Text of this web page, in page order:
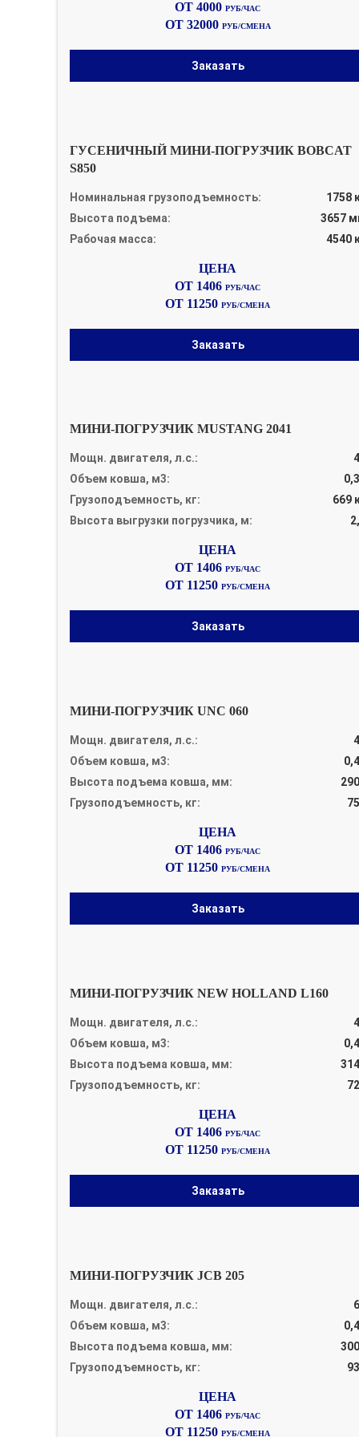
ОТ 4000РУБ/ЧАС
ОТ 32000 РУБ/СМЕНА
Заказать
ГУСЕНИЧНЫЙ МИНИ-ПОГРУЗЧИК BOBCAT
S850
Номинальная грузоподъемность:
1758
Высота подъема:
3657
Рабочая масса:
4540
ОТ 1406РУБ/ЧАС
ОТ 11250РУБ/СМЕНА
Заказать
МИНИ-ПОГРУЗЧИК MUSTANG 2041
Мощн. двигателя, л.с.:
Объем ковша, м3:
Грузоподъемность, кг:
669
Высота выгрузки погрузчика, м:
ОТ 1406РУБ/ЧАС
ОТ 11250РУБ/СМЕНА
Заказать
МИНИ-ПОГРУЗЧИК UNC 060
Мощн. двигателя, л.с.:
Объем ковша, м3:
Высота подъема ковша, мм:
Грузоподъемность, кг:
ОТ 1406РУБ/ЧАС
ОТ 11250РУБ/СМЕНА
Заказать
МИНИ-ПОГРУЗЧИК NEW HOLLAND L160
Мощн. двигателя, л.с.:
Объем ковша, м3:
Высота подъема ковша, мм:
Грузоподъемность, кг:
ОТ 1406РУБ/ЧАС
ОТ 11250РУБ/СМЕНА
Заказать
МИНИ-ПОГРУЗЧИК JCB 205
Мощн. двигателя, л.с.:
Объем ковша, м3:
Высота подъема ковша, мм:
Грузоподъемность, кг:
ОТ 1406РУБ/ЧАС
ОТ 11250РУБ/СМЕНА